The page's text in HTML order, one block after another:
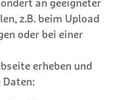
an geeigneter
z.B. beim Upload
oder bei einer
erheben und